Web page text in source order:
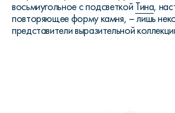
восьмиугольное с подсветкой Тина,
повторяющее форму камня, – лишь
представители выразительной